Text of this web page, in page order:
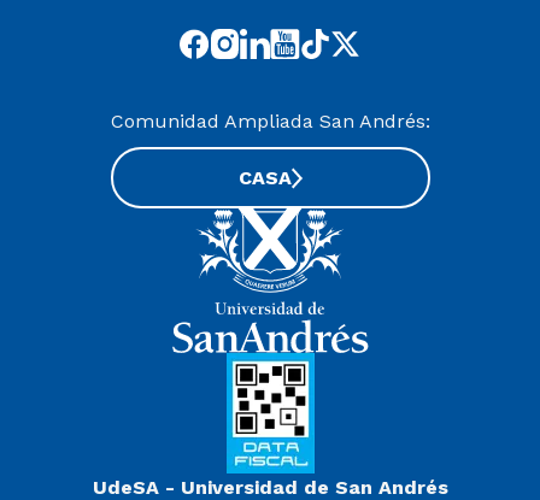
UdeSA - Universidad de San Andrés
Comunidad Ampliada San Andrés:
CASA